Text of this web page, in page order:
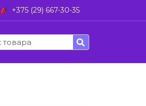
+375 (29) 667-30-35